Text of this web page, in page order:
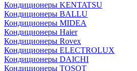
Кондиционеры KENTATSU
Кондиционеры BALLU
Кондиционеры MIDEA
Кондиционеры Haier
Кондиционеры Rovex
Кондиционеры ELECTROLUX
Кондиционеры DAICHI
Кондиционеры TOSOT